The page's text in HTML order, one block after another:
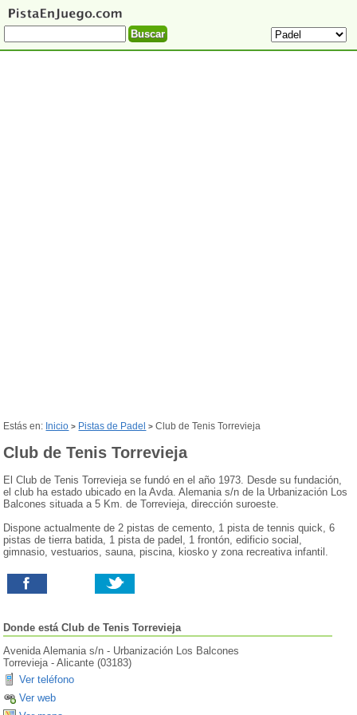
Estás en: Inicio > Pistas de Padel >Club de Tenis Torrevieja
Club de Tenis Torrevieja
El Club de Tenis Torrevieja se fundó en el año 1973. Desde su fundación,
el club ha estado ubicado en la Avda. Alemania s/n de la Urbanización Los
Balcones situada a 5 Km. de Torrevieja, dirección suroeste.
Dispone actualmente de 2 pistas de cemento, 1 pista de tennis quick, 6
pistas de tierra batida, 1 pista de padel, 1 frontón, edificio social,
gimnasio, vestuarios, sauna, piscina, kiosko y zona recreativa infantil.
Donde estáClub de Tenis Torrevieja
Avenida Alemania s/n - Urbanización Los Balcones
Torrevieja-Alicante (03183)
Ver teléfono
Ver web